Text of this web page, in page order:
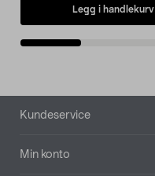
Legg i handlekurv
Bunntekst
Kundeservice
Min konto